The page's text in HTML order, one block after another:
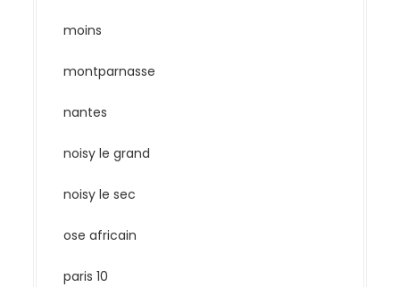
moins
montparnasse
nantes
noisy le grand
noisy le sec
ose africain
paris 10